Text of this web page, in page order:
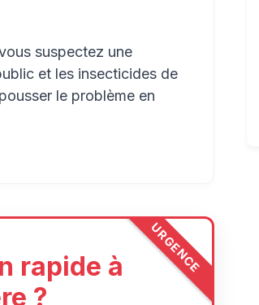
suspectez une
et les insecticides de
le problème en
URGENCE
rapide à
?